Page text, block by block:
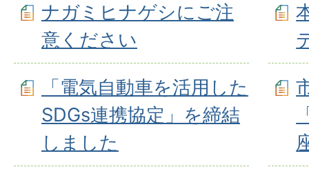
ナガミヒナゲシにご注
意ください
「電気自動車を活用した
SDGs連携協定」を締結
しました